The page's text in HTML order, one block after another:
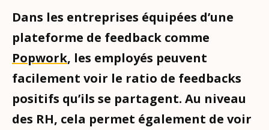
Dans les entreprises équipées d’une
plateforme de feedback comme
Popwork, les employés peuvent
facilement voir le ratio de feedbacks
positifs qu’ils se partagent. Au niveau
des RH, cela permet également de voir